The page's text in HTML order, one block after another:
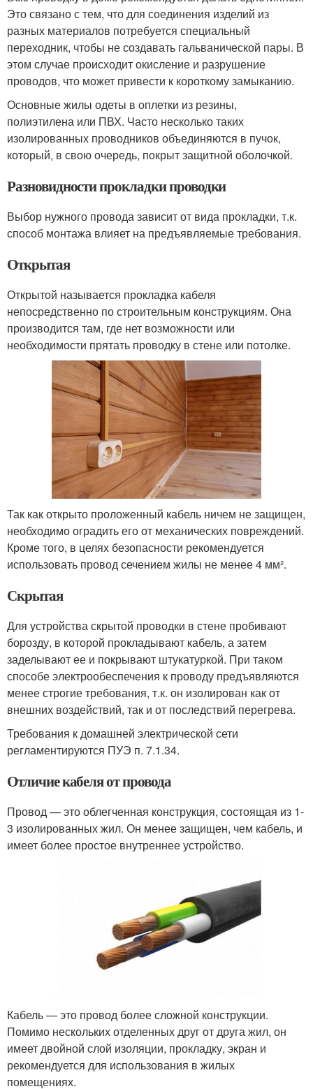
Это связано с тем, что для соединения изделий из
разных материалов потребуется специальный
переходник, чтобы не создавать гальванической пары. В
этом случае происходит окисление и разрушение
проводов, что может привести к короткому замыканию.
Основные жилы одеты в оплетки из резины,
полиэтилена или ПВХ. Часто несколько таких
изолированных проводников объединяются в пучок,
который, в свою очередь, покрыт защитной оболочкой.
Разновидности прокладки проводки
Выбор нужного провода зависит от вида прокладки, т.к.
способ монтажа влияет на предъявляемые требования.
Открытая
Открытой называется прокладка кабеля
непосредственно по строительным конструкциям. Она
производится там, где нет возможности или
необходимости прятать проводку в стене или потолке.
Так как открыто проложенный кабель ничем не защищен,
необходимо оградить его от механических повреждений.
Кроме того, в целях безопасности рекомендуется
использовать провод сечением жилы не менее 4 мм².
Скрытая
Для устройства скрытой проводки в стене пробивают
борозду, в которой прокладывают кабель, а затем
заделывают ее и покрывают штукатуркой. При таком
способе электрообеспечения к проводу предъявляются
менее строгие требования, т.к. он изолирован как от
внешних воздействий, так и от последствий перегрева.
Требования к домашней электрической сети
регламентируются ПУЭ п. 7.1.34.
Отличие кабеля от провода
Провод — это облегченная конструкция, состоящая из 1-
3 изолированных жил. Он менее защищен, чем кабель, и
имеет более простое внутреннее устройство.
Кабель — это провод более сложной конструкции.
Помимо нескольких отделенных друг от друга жил, он
имеет двойной слой изоляции, прокладку, экран и
рекомендуется для использования в жилых
помещениях.